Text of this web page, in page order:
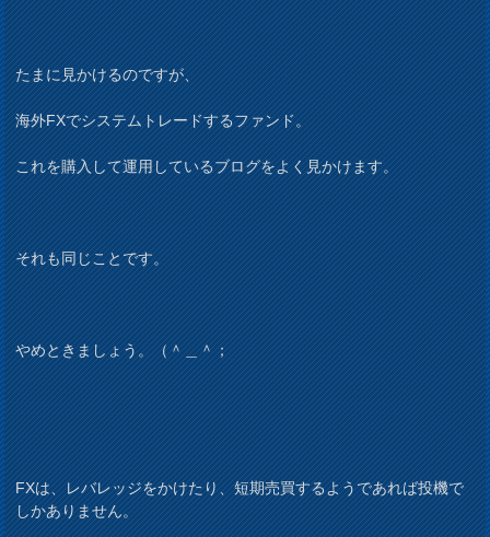
たまに見かけるのですが、
海外FXでシステムトレードするファンド。
これを購入して運用しているブログをよく見かけます。
それも同じことです。
やめときましょう。（＾＿＾；
FXは、レバレッジをかけたり、短期売買するようであれば投機で
しかありません。